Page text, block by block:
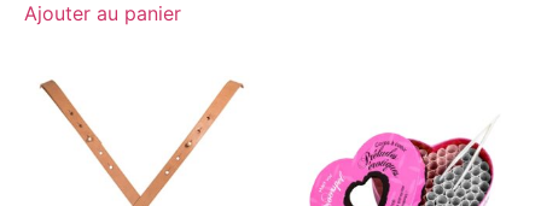
Ajouter au panier